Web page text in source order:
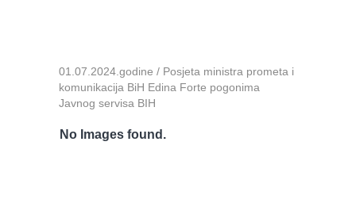
01.07.2024.godine / Posjeta ministra prometa i
komunikacija BiH Edina Forte pogonima
Javnog servisa BIH
No Images found.